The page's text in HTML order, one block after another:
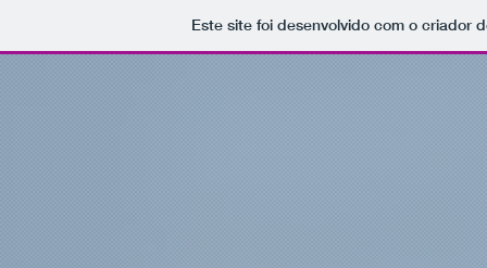
Este site foi desenvolvido com o criador